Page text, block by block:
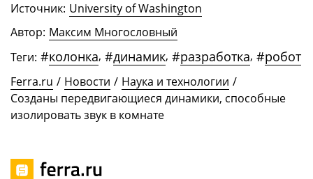
Источник: University of Washington
Автор: Максим Многословный
Теги: #колонка, #динамик, #разработка, #робот
Ferra.ru / Новости / Наука и технологии /
Созданы передвигающиеся динамики, способные
изолировать звук в комнате